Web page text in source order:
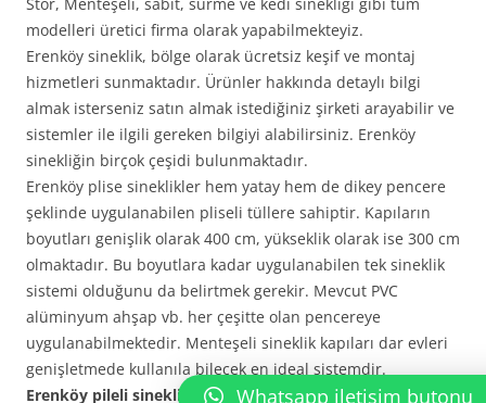
Stor, Menteşeli, sabit, sürme ve kedi sinekliği gibi tüm
modelleri üretici firma olarak yapabilmekteyiz.
Erenköy sineklik, bölge olarak ücretsiz keşif ve montaj
hizmetleri sunmaktadır. Ürünler hakkında detaylı bilgi
almak isterseniz satın almak istediğiniz şirketi arayabilir ve
sistemler ile ilgili gereken bilgiyi alabilirsiniz. Erenköy
sinekliğin birçok çeşidi bulunmaktadır.
Erenköy plise sineklikler hem yatay hem de dikey pencere
şeklinde uygulanabilen pliseli tüllere sahiptir. Kapıların
boyutları genişlik olarak 400 cm, yükseklik olarak ise 300 cm
olmaktadır. Bu boyutlara kadar uygulanabilen tek sineklik
sistemi olduğunu da belirtmek gerekir. Mevcut PVC
alüminyum ahşap vb. her çeşitte olan pencereye
uygulanabilmektedir. Menteşeli sineklik kapıları dar evleri
genişletmede kullanıla bilecek en ideal sistemdir.
Erenköy pileli sineklik
kullanarak artık yaz aylarının
Whatsapp iletişim butonu